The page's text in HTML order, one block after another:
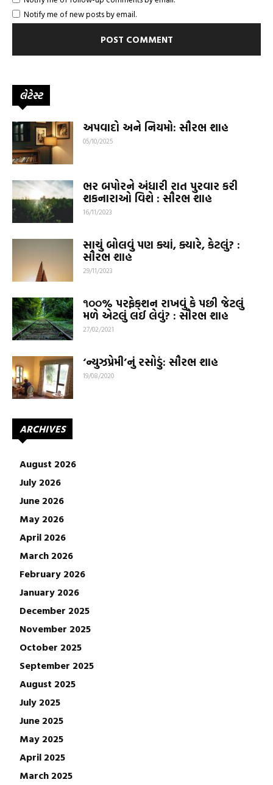
Notify me of new posts by email.
લેટેસ્ટ
અપવાદો અને નિયમો: સૌરભ શાહ
05/10/2025
ભર બપોરને અંધારી રાત પુરવાર કરી
શકનારાઓ વિશે : સૌરભ શાહ
16/11/2023
સાચું બોલવું પણ ક્યાં, ક્યારે, કેટલું? :
સૌરભ શાહ
29/11/2023
૧૦૦% પરફેક્‌શન રાખવું કે પછી જેટલું
મળે એટલું લઈ લેવું? : સૌરભ શાહ
27/02/2021
‘ન્યુઝપ્રેમી’નું રસોડું: સૌરભ શાહ
19/08/2020
ARCHIVES
August 2026
July 2026
June 2026
May 2026
April 2026
March 2026
February 2026
January 2026
December 2025
November 2025
October 2025
September 2025
August 2025
July 2025
June 2025
May 2025
April 2025
March 2025